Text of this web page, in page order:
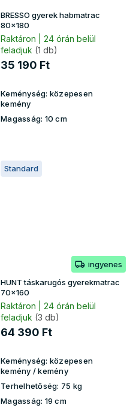
BRESSO gyerek habmatrac
80x180
Raktáron | 24 órán belül
feladjuk (1 db)
35 190 Ft
Keménység: közepesen
kemény
Magasság: 10 cm
Standard
ingyenes
HUNT táskarugós gyerekmatrac
70x160
Raktáron | 24 órán belül
feladjuk (3 db)
64 390 Ft
Keménység: közepesen
kemény / kemény
Terhelhetőség: 75 kg
Magasság: 19 cm